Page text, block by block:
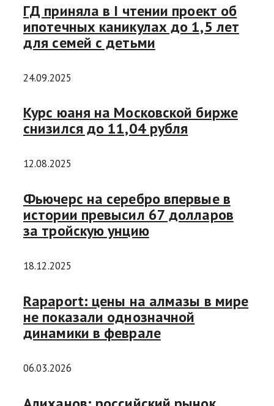
ГД приняла в I чтении проект об
ипотечных каникулах до 1,5 лет
для семей с детьми
24.09.2025
Курс юаня на Московской бирже
снизился до 11,04 рубля
12.08.2025
Фьючерс на серебро впервые в
истории превысил 67 долларов
за тройскую унцию
18.12.2025
Rapaport: цены на алмазы в мире
не показали однозначной
динамики в феврале
06.03.2026